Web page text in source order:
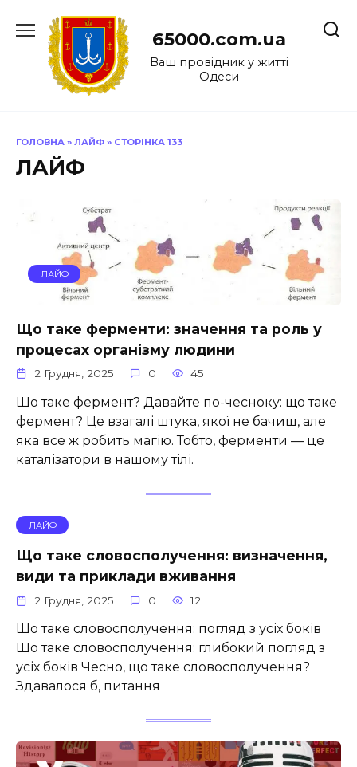
до
65000.com.ua
Ваш провідник у житті
Одеси
ГОЛОВНА » ЛАЙФ » СТОРІНКА 133
ЛАЙФ
ЛАЙФ
Що таке ферменти: значення та роль у
процесах організму людини
2 Грудня, 2025 0 45
Що таке фермент? Давайте по-чесноку: що таке
фермент? Це взагалі штука, якої не бачиш, але
яка все ж робить магію. Тобто, ферменти — це
каталізатори в нашому тілі.
ЛАЙФ
Що таке словосполучення: визначення,
види та приклади вживання
2 Грудня, 2025 0 12
Що таке словосполучення: погляд з усіх боків
Що таке словосполучення: глибокий погляд з
усіх боків Чесно, що таке словосполучення?
Здавалося б, питання